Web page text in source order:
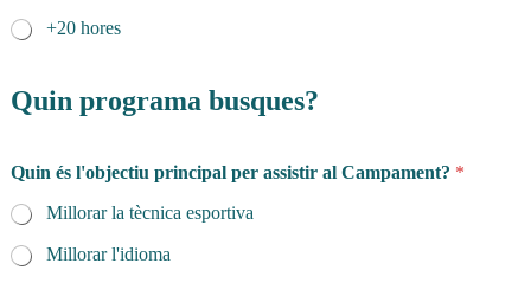
+20 hores
Quin programa busques?
Quin és l'objectiu principal per assistir al Campament? *
Millorar la tècnica esportiva
Millorar l'idioma